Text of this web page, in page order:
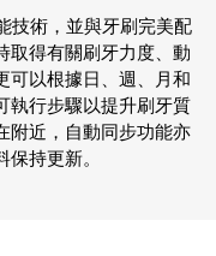
技術，並與牙刷完美配
取得有關刷牙力度、動
可以根據日、週、月和
執行步驟以提升刷牙質
附近，自動同步功能亦
持更新。